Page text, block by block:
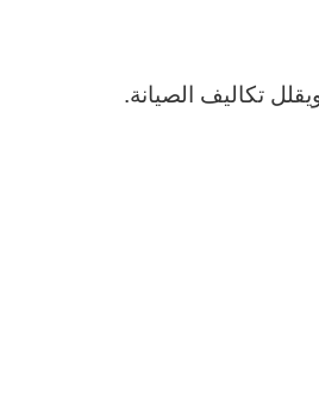
تكاليف الصيانة.